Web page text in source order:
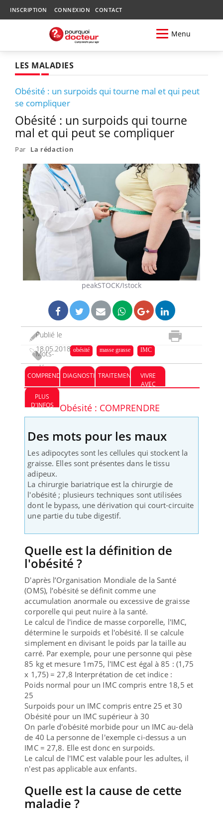
INSCRIPTION CONNEXION CONTACT
Menu
LES MALADIES
Obésité : un surpoids qui tourne mal et qui peut
se compliquer
Obésité : un surpoids qui tourne
mal et qui peut se compliquer
Par La rédaction
peakSTOCK/Istock
Publié le
18.05.2018
Mots-
clés :
obésité masse grasse IMC
COMPRENDREDIAGNOSTICTRAITEMENT
VIVRE
AVEC
PLUS
D'INFOS
Obésité : COMPRENDRE
Des mots pour les maux
Les adipocytes sont les cellules qui stockent la
graisse. Elles sont présentes dans le tissu
adipeux.
La chirurgie bariatrique est la chirurgie de
l'obésité ; plusieurs techniques sont utilisées
dont le bypass, une dérivation qui court-circuite
une partie du tube digestif.
Quelle est la définition de
l'obésité ?
D'après l’Organisation Mondiale de la Santé
(OMS), l’obésité se définit comme une
accumulation anormale ou excessive de graisse
corporelle qui peut nuire à la santé.
Le calcul de l'indice de masse corporelle, l'IMC,
détermine le surpoids et l'obésité. Il se calcule
simplement en divisant le poids par la taille au
carré. Par exemple, pour une personne qui pèse
85 kg et mesure 1m75, l'IMC est égal à 85 : (1,75
x 1,75) = 27,8 Interprétation de cet indice :
Poids normal pour un IMC compris entre 18,5 et
25
Surpoids pour un IMC compris entre 25 et 30
Obésité pour un IMC supérieur à 30
On parle d'obésité morbide pour un IMC au-delà
de 40 La personne de l'exemple ci-dessus a un
IMC = 27,8. Elle est donc en surpoids.
Le calcul de l'IMC est valable pour les adultes, il
n'est pas applicable aux enfants.
Quelle est la cause de cette
maladie ?